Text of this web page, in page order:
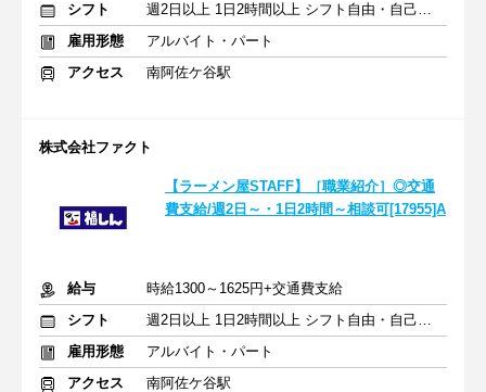
シフト
週2日以上 1日2時間以上 シフト自由・自己申告
雇用形態
アルバイト・パート
アクセス
南阿佐ケ谷駅
株式会社ファクト
【ラーメン屋STAFF】［職業紹介］◎交通
費支給/週2日～・1日2時間～相談可[17955]A
給与
時給1300～1625円+交通費支給
シフト
週2日以上 1日2時間以上 シフト自由・自己申告
雇用形態
アルバイト・パート
アクセス
南阿佐ケ谷駅